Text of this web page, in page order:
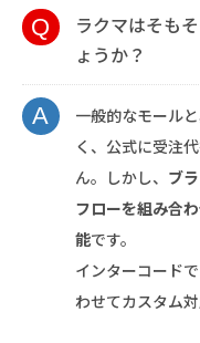
ラクマはそも
ょうか？
一般的なモール
く、公式に受注
ん。しかし、 ブ
フローを組み合
能です。
インターコード
わせてカスタム